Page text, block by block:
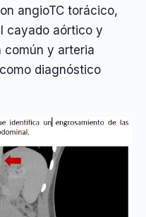
angioTC torácico,
cayado aórtico y
común y arteria
diagnóstico